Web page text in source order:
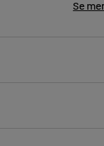
Se
till bomull